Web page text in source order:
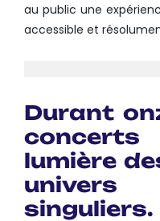
au public une
accessible et
Durant
lumière
singuliers.